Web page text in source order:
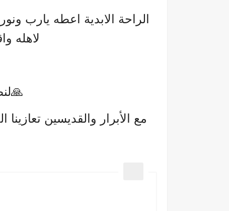
الراحة الابدية اعطه يارب
لاهله
مع الأبرار والقديسين